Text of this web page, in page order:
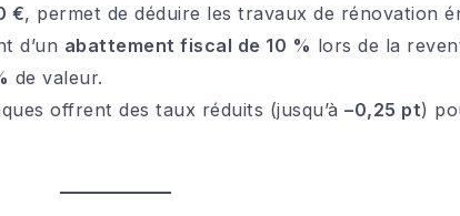
€, permet de déduire les travaux de rénovation
d’un abattement fiscal de 10 % lors de la
de valeur.
offrent des taux réduits (jusqu’à –0,25 pt)